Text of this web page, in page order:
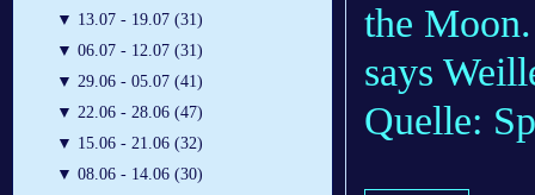
▼ 13.07 - 19.07 (31)
▼ 06.07 - 12.07 (31)
▼ 29.06 - 05.07 (41)
▼ 22.06 - 28.06 (47)
▼ 15.06 - 21.06 (32)
▼ 08.06 - 14.06 (30)
the
says
Quelle: